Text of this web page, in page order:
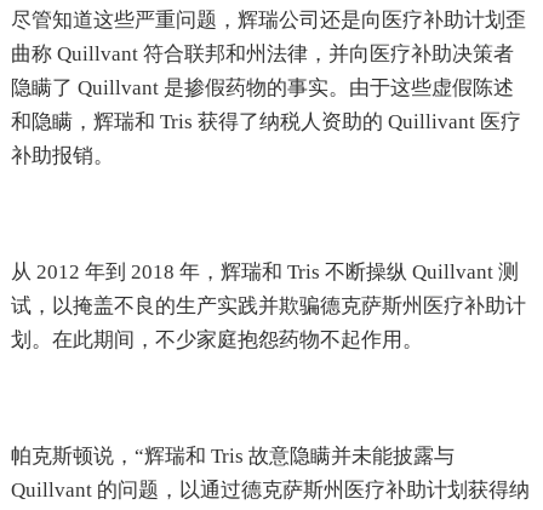
尽管知道这些严重问题，辉瑞公司还是向医疗补助计划歪
曲称 Quillvant 符合联邦和州法律，并向医疗补助决策者
隐瞒了 Quillvant 是掺假药物的事实。由于这些虚假陈述
和隐瞒，辉瑞和 Tris 获得了纳税人资助的 Quillivant 医疗
补助报销。
从 2012 年到 2018 年，辉瑞和 Tris 不断操纵 Quillvant 测
试，以掩盖不良的生产实践并欺骗德克萨斯州医疗补助计
划。在此期间，不少家庭抱怨药物不起作用。
帕克斯顿说，“辉瑞和 Tris 故意隐瞒并未能披露与
Quillvant 的问题，以通过德克萨斯州医疗补助计划获得纳